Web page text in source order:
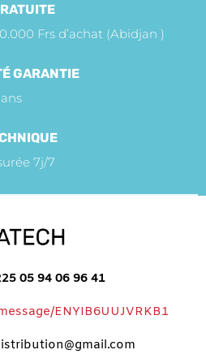
Frs d’achat (Abidjan )
GARANTIE
7j/7
05 94 06 96 41
ENYIB6UUJVRKB1